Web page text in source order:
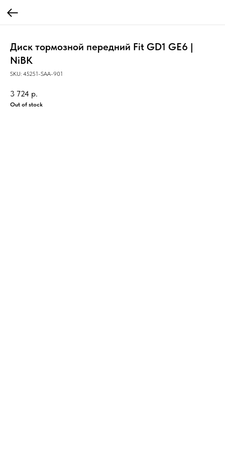
Диск тормозной передний Fit GD1 GE6 |
NiBK
SKU: 45251-SAA-901
3 724 р.
Out of stock